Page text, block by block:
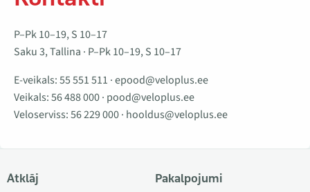
P–Pk 10–19, S 10–17
Saku 3, Tallina · P–Pk 10–19, S 10–17
E-veikals:55 551 511 ·epood@veloplus.ee
Veikals:56 488 000· pood@veloplus.ee
Veloserviss:56 229 000· hooldus@veloplus.ee
Atklāj Pakalpojumi